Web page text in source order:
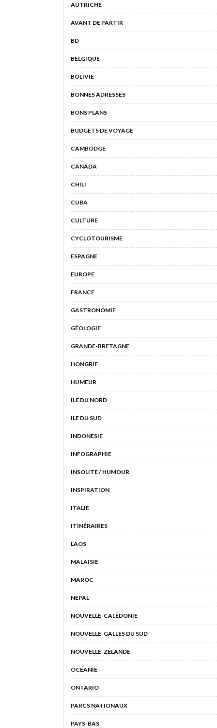
AUTRICHE
AVANT DE PARTIR
BD
BELGIQUE
BOLIVIE
BONNES ADRESSES
BONS PLANS
BUDGETS DE VOYAGE
CAMBODGE
CANADA
CHILI
CUBA
CULTURE
CYCLOTOURISME
ESPAGNE
EUROPE
FRANCE
GASTRONOMIE
GÉOLOGIE
GRANDE-BRETAGNE
HONGRIE
HUMEUR
ILE DU NORD
ILE DU SUD
INDONESIE
INFOGRAPHIE
INSOLITE / HUMOUR
INSPIRATION
ITALIE
ITINÉRAIRES
LAOS
MALAISIE
MAROC
NEPAL
NOUVELLE-CALÉDONIE
NOUVELLE-GALLES DU SUD
NOUVELLE-ZÉLANDE
OCÉANIE
ONTARIO
PARCS NATIONAUX
PAYS-BAS